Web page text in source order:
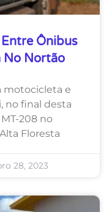
Ônibus
No Nortão
motocicleta e
no final desta
208 no
Floresta
28, 2023